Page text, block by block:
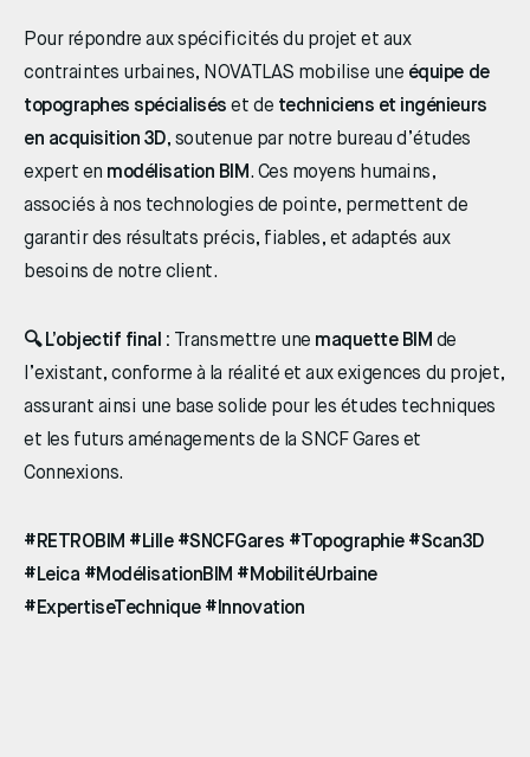
Pour répondre aux spécificités du projet et aux
contraintes urbaines, NOVATLAS mobilise une équipe de
topographes spécialisés et de techniciens et ingénieurs
en acquisition 3D, soutenue par notre bureau d’études
expert en modélisation BIM. Ces moyens humains,
associés à nos technologies de pointe, permettent de
garantir des résultats précis, fiables, et adaptés aux
besoins de notre client.
🔍 L’objectif final : Transmettre une maquette BIM de
l’existant, conforme à la réalité et aux exigences du projet,
assurant ainsi une base solide pour les études techniques
et les futurs aménagements de la SNCF Gares et
Connexions.
#RETROBIM #Lille #SNCFGares #Topographie #Scan3D
#Leica #ModélisationBIM #MobilitéUrbaine
#ExpertiseTechnique #Innovation